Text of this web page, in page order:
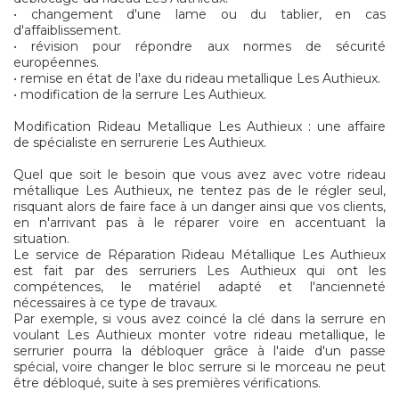
• changement d'une lame ou du tablier, en cas
d'affaiblissement.
• révision pour répondre aux normes de sécurité
européennes.
• remise en état de l'axe du rideau metallique Les Authieux.
• modification de la serrure Les Authieux.
Modification Rideau Metallique Les Authieux : une affaire
de spécialiste en serrurerie Les Authieux.
Quel que soit le besoin que vous avez avec votre rideau
métallique Les Authieux, ne tentez pas de le régler seul,
risquant alors de faire face à un danger ainsi que vos clients,
en n'arrivant pas à le réparer voire en accentuant la
situation.
Le service de Réparation Rideau Métallique Les Authieux
est fait par des serruriers Les Authieux qui ont les
compétences, le matériel adapté et l'ancienneté
nécessaires à ce type de travaux.
Par exemple, si vous avez coincé la clé dans la serrure en
voulant Les Authieux monter votre rideau metallique, le
serrurier pourra la débloquer grâce à l'aide d'un passe
spécial, voire changer le bloc serrure si le morceau ne peut
être débloqué, suite à ses premières vérifications.